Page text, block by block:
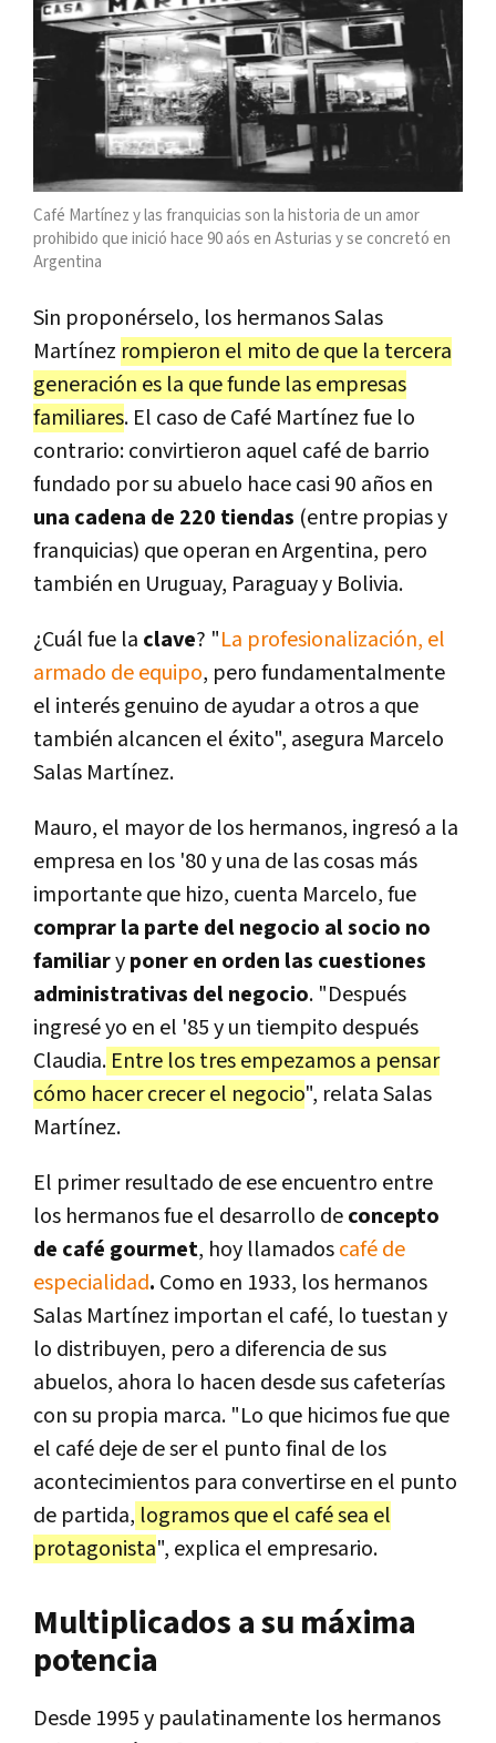
Café Martínez y las franquicias son la historia de un amor
prohibido que inició hace 90 aós en Asturias y se concretó en
Argentina
Sin proponérselo, los hermanos Salas
Martínez rompieron el mito de que la tercera
generación es la que funde las empresas
familiares. El caso de Café Martínez fue lo
contrario: convirtieron aquel café de barrio
fundado por su abuelo hace casi 90 años en
una cadena de 220 tiendas (entre propias y
franquicias) que operan en Argentina, pero
también en Uruguay, Paraguay y Bolivia.
¿Cuál fue la clave? "La profesionalización, el
armado de equipo, pero fundamentalmente
el interés genuino de ayudar a otros a que
también alcancen el éxito", asegura Marcelo
Salas Martínez.
Mauro, el mayor de los hermanos, ingresó a la
empresa en los '80 y una de las cosas más
importante que hizo, cuenta Marcelo, fue
comprar la parte del negocio al socio no
familiaryponer en orden las cuestiones
administrativas del negocio. "Después
ingresé yo en el '85 y un tiempito después
Claudia. Entre los tres empezamos a pensar
cómo hacer crecer el negocio", relata Salas
Martínez.
El primer resultado de ese encuentro entre
los hermanos fue el desarrollo deconcepto
de café gourmet, hoy llamadoscafé de
especialidad. Como en 1933, los hermanos
Salas Martínez importan el café, lo tuestan y
lo distribuyen, pero a diferencia de sus
abuelos, ahora lo hacen desde sus cafeterías
con su propia marca. "Lo que hicimos fue que
el café deje de ser el punto final de los
acontecimientos para convertirse en el punto
de partida, logramos que el café sea el
protagonista", explica el empresario.
Multiplicados a su máxima
potencia
Desde 1995 y paulatinamente los hermanos